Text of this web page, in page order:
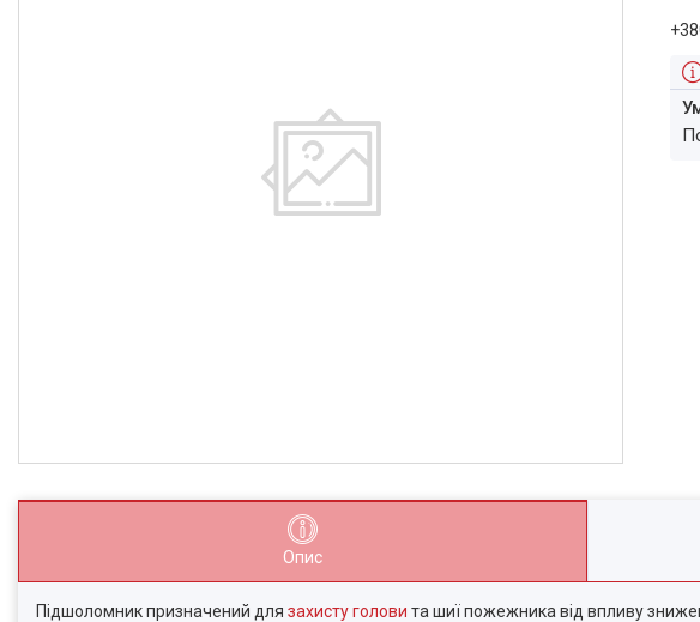
Опис
Підшоломник призначений для захисту голови та шиї пожежника від впливу